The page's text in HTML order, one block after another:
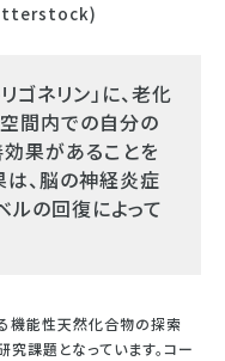
ネリン」に、老化
間内での自分の
果があることを
は、脳の神経炎症
の回復によって
機能性天然化合物の探索
課題となっています。コー